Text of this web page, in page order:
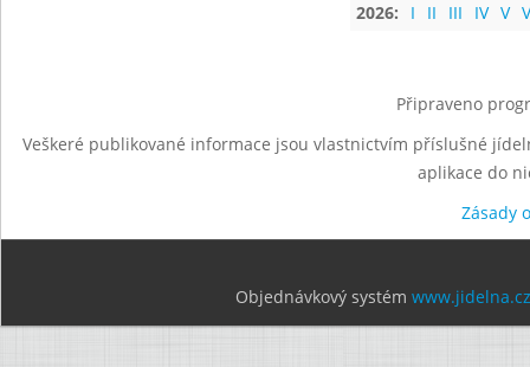
2026:
I II III IV V
Připraveno
Veškeré publikované informace jsou vlastnictvím příslušné
aplikace do
Zásady
Objednávkový systém www.jidelna.cz